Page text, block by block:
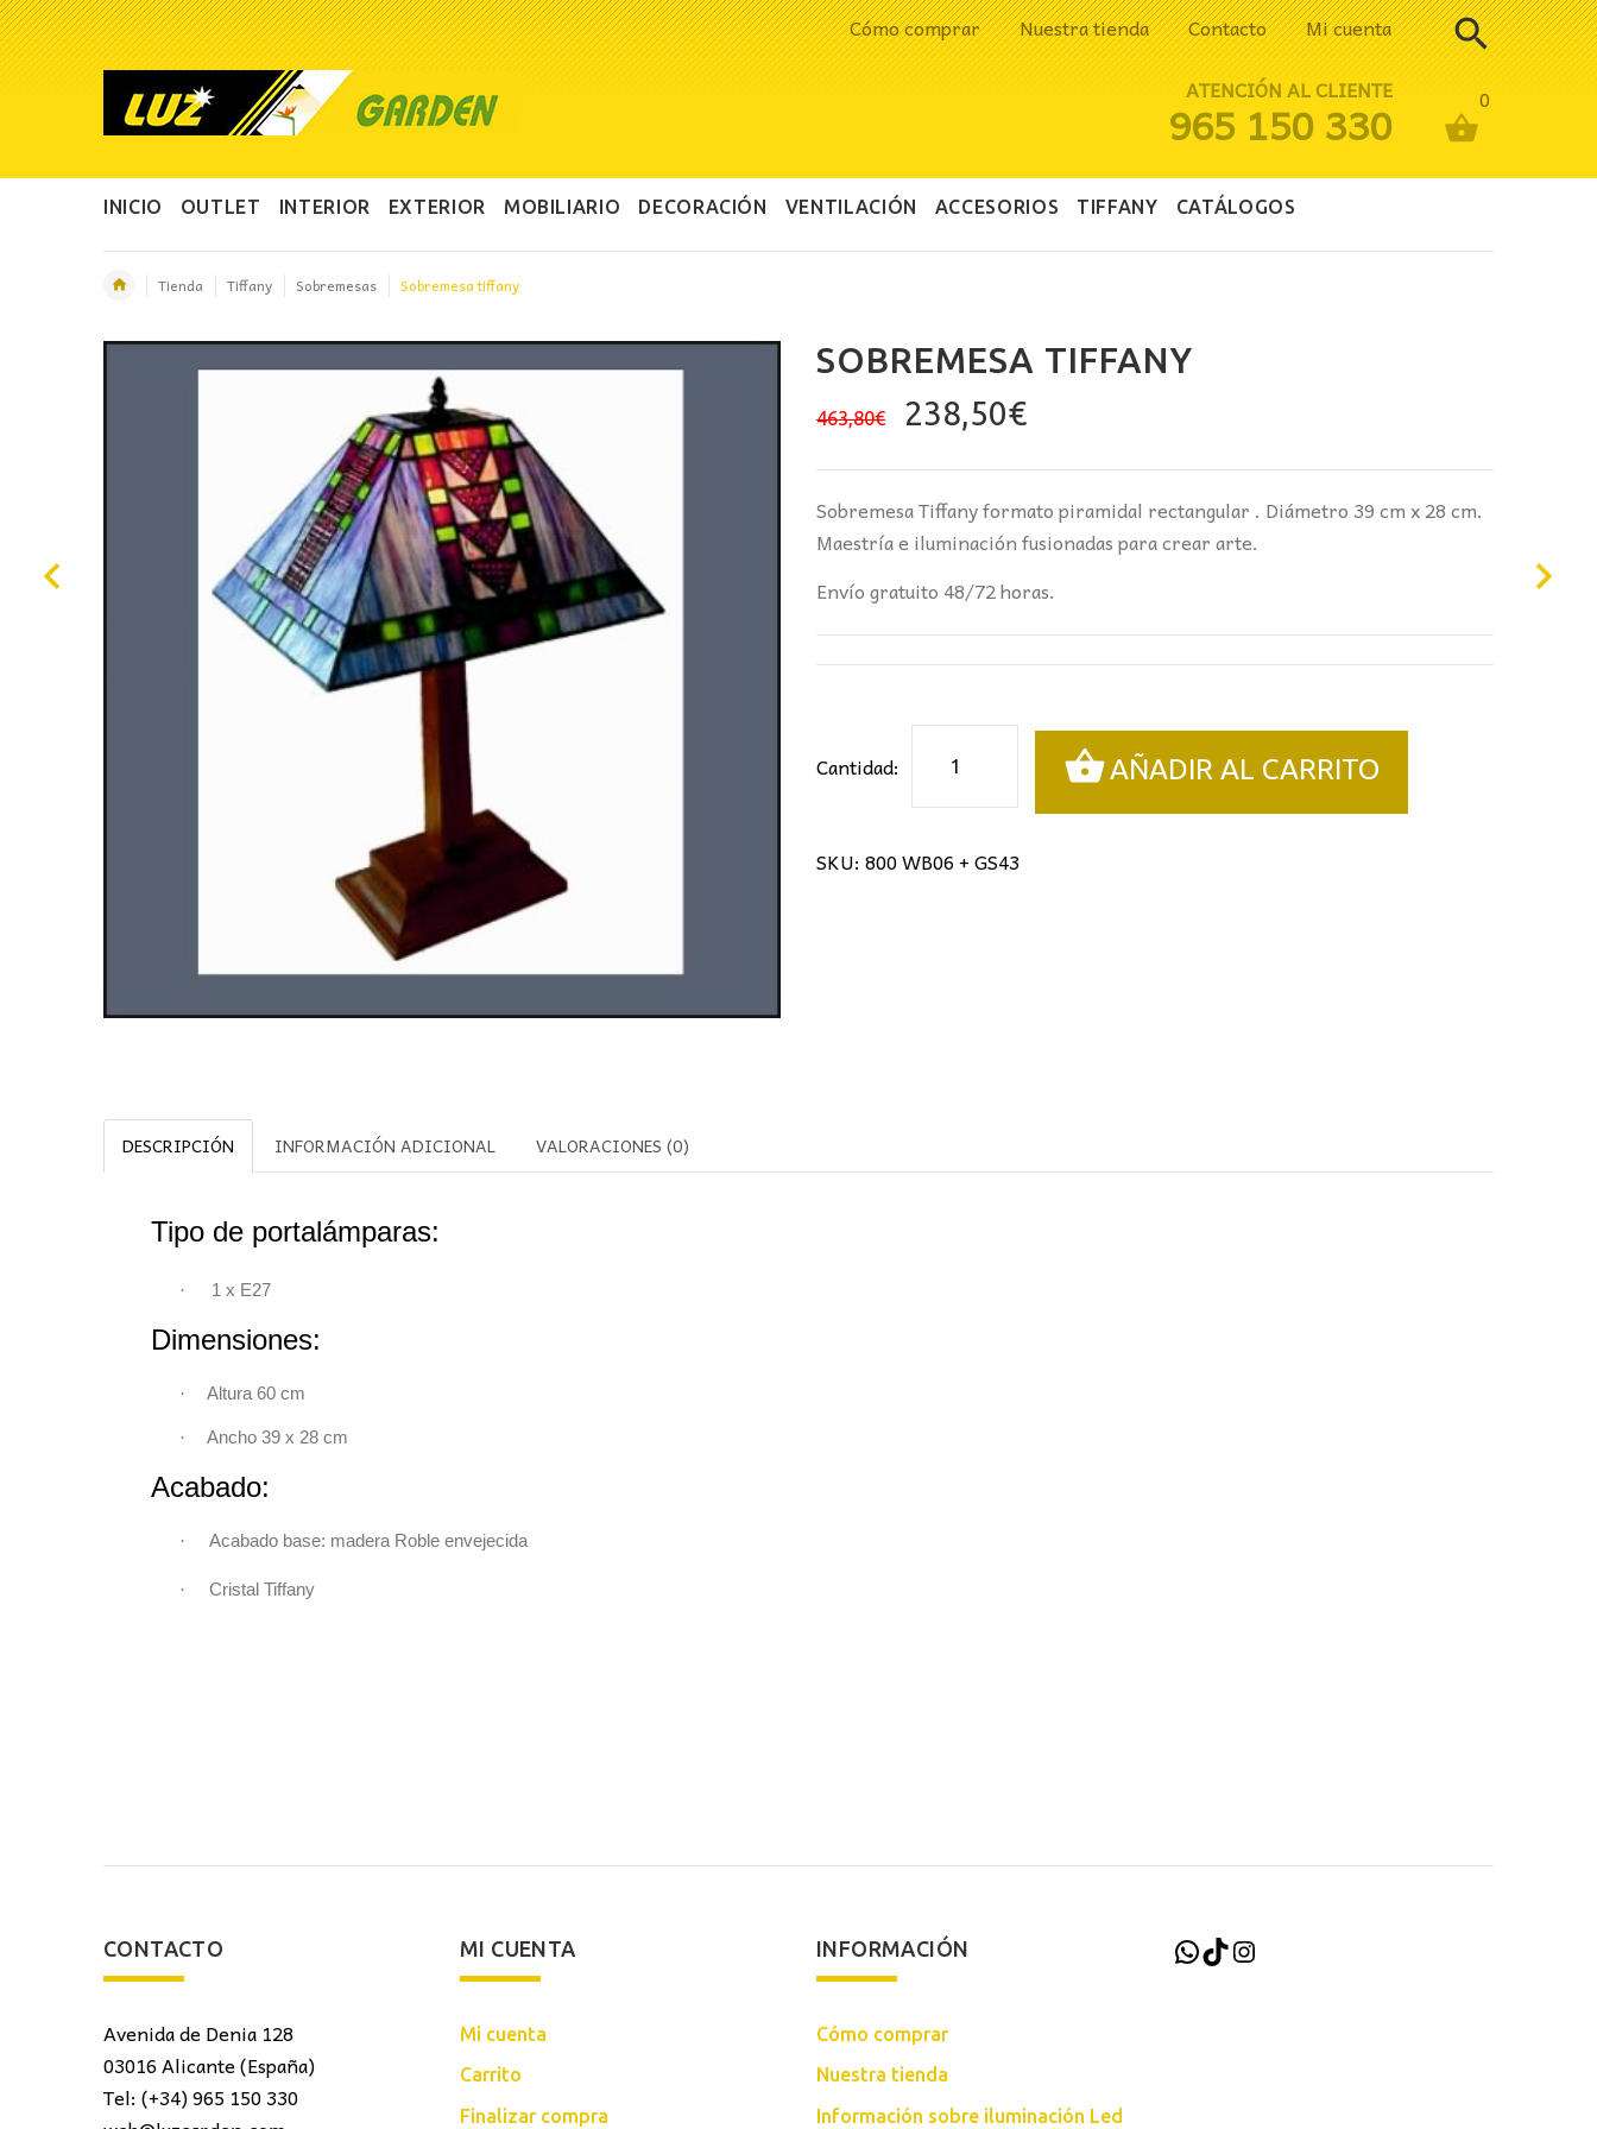
Cómo comprar Nuestra tienda Contacto Mi cuenta
0
ATENCIÓN AL CLIENTE
965 150 330
INICIO OUTLET INTERIOR EXTERIOR MOBILIARIO DECORACIÓN VENTILACIÓN ACCESORIOS TIFFANY CATÁLOGOS
Tienda Tiffany Sobremesas Sobremesa tiffany
SOBREMESA TIFFANY
463,80€
El
original
era:
463,80€.
238,50€El
actual
es:
238,50€.
Sobremesa Tiffany formato piramidal rectangular . Diámetro 39 cm x 28 cm.
Maestría e iluminación fusionadas para crear arte.
Envío gratuito 48/72 horas.
Cantidad:
tiffany
cantidad
AÑADIR AL CARRITO
SKU: 800 WB06 + GS43
DESCRIPCIÓN INFORMACIÓN ADICIONAL VALORACIONES (0)
Tipo de portalámparas:
· 1 x E27
Dimensiones:
· Altura 60 cm
· Ancho 39 x 28 cm
Acabado:
· Acabado base: madera Roble envejecida
· Cristal Tiffany
CONTACTO
Avenida de Denia 128
03016 Alicante (España)
Tel: (+34) 965 150 330
MI CUENTA
Mi cuenta
Carrito
Finalizar compra
INFORMACIÓN
Cómo comprar
Nuestra tienda
Información sobre iluminación Led
WhatsApp
TikTokInstagram